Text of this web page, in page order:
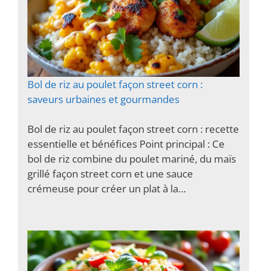
Bol de riz au poulet façon street corn :
saveurs urbaines et gourmandes
Bol de riz au poulet façon street corn : recette
essentielle et bénéfices Point principal : Ce
bol de riz combine du poulet mariné, du maïs
grillé façon street corn et une sauce
crémeuse pour créer un plat à la…